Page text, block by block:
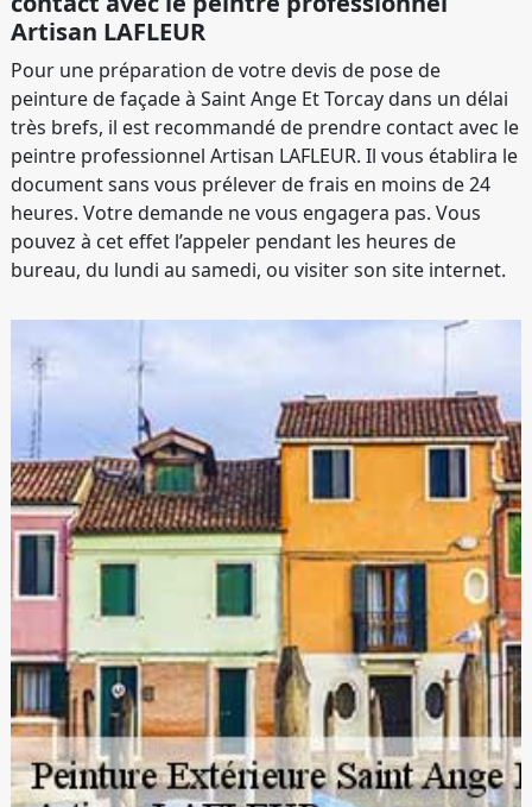
Artisan LAFLEUR
Pour une préparation de votre devis de pose de
peinture de façade à Saint Ange Et Torcay dans un délai
très brefs, il est recommandé de prendre contact avec le
peintre professionnel Artisan LAFLEUR. Il vous établira le
document sans vous prélever de frais en moins de 24
heures. Votre demande ne vous engagera pas. Vous
pouvez à cet effet l’appeler pendant les heures de
bureau, du lundi au samedi, ou visiter son site internet.